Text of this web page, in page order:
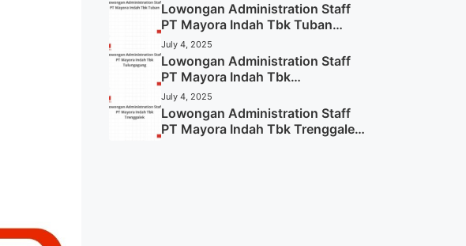
Lowongan Administration Staff
PT Mayora Indah Tbk Tuban
Tahun 2025 (Resmi)
July 4, 2025
Lowongan Administration Staff
PT Mayora Indah Tbk
Tulungagung Tahun 2025 (Lamar
Sekarang)
July 4, 2025
Lowongan Administration Staff
PT Mayora Indah Tbk Trenggalek